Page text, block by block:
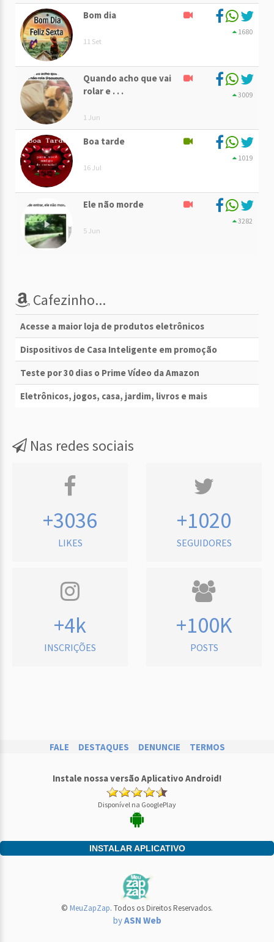
Bom dia
11 Set
1680
Quando acho que vai
rolar e . . .
1 Jun
3009
Boa tarde
16 Jul
1019
Ele não morde
5 Jun
3282
Cafezinho...
Acesse a maior loja de produtos eletrônicos
Dispositivos de Casa Inteligente em promoção
Teste por 30 dias o Prime Vídeo da Amazon
Eletrônicos, jogos, casa, jardim, livros e mais
Nas redes sociais
+3036
LIKES
+1020
SEGUIDORES
+4k
INSCRIÇÕES
+100K
POSTS
FALE DESTAQUES DENUNCIE TERMOS
Instale nossa versão Aplicativo Android!
Disponível na GooglePlay
INSTALAR APLICATIVO
© MeuZapZap. Todos os Direitos Reservados.
byASN Web